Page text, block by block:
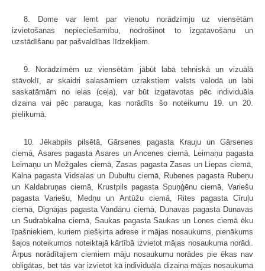
8. Dome var lemt par vienotu norādzīmju uz viensētām
izvietošanas nepieciešamību, nodrošinot to izgatavošanu un
uzstādīšanu par pašvaldības līdzekļiem.
9. Norādzīmēm uz viensētām jābūt labā tehniskā un vizuālā
stāvoklī, ar skaidri salasāmiem uzrakstiem valsts valodā un labi
saskatāmām no ielas (ceļa), var būt izgatavotas pēc individuāla
dizaina vai pēc parauga, kas norādīts šo noteikumu 19. un 20.
pielikumā.
10. Jēkabpils pilsētā, Gārsenes pagasta Krauju un Gārsenes
ciemā, Asares pagasta Asares un Ancenes ciemā, Leimaņu pagasta
Leimaņu un Mežgales ciemā, Zasas pagasta Zasas un Liepas ciemā,
Kalna pagasta Vidsalas un Dubultu ciemā, Rubenes pagasta Rubeņu
un Kaldabruņas ciemā, Krustpils pagasta Spuņģēnu ciemā, Variešu
pagasta Variešu, Medņu un Antūžu ciemā, Rites pagasta Cīruļu
ciemā, Dignājas pagasta Vandānu ciemā, Dunavas pagasta Dunavas
un Sudrabkalna ciemā, Saukas pagasta Saukas un Lones ciemā ēku
īpašniekiem, kuriem piešķirta adrese ir mājas nosaukums, pienākums
šajos noteikumos noteiktajā kārtībā izvietot mājas nosaukuma norādi.
Ārpus norādītajiem ciemiem māju nosaukumu norādes pie ēkas nav
obligātas, bet tās var izvietot kā individuāla dizaina mājas nosaukuma